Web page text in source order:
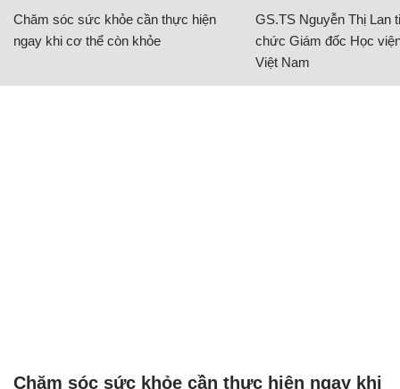
Chăm sóc sức khỏe cần thực hiện
ngay khi cơ thể còn khỏe
GS.TS Nguyễn Thị Lan
chức Giám đốc Học
Việt Nam
Chăm sóc sức khỏe cần thực hiện ngay khi